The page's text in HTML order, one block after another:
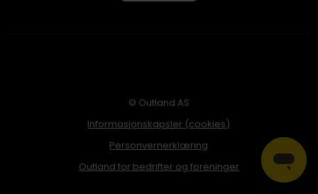
© Outland AS
Informasjonskapsler (cookies)
Personvernerklæring
Outland for bedrifter og foreninger